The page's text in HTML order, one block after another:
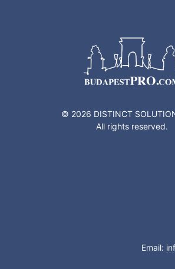
© 2026 DISTINCT
All rights reserved.
Email: